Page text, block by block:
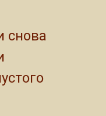
снова